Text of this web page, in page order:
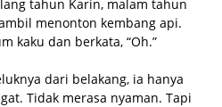
tahun Karin, malam tahun
menonton kembang api.
kaku dan berkata, “Oh.”
dari belakang, ia hanya
Tidak merasa nyaman. Tapi